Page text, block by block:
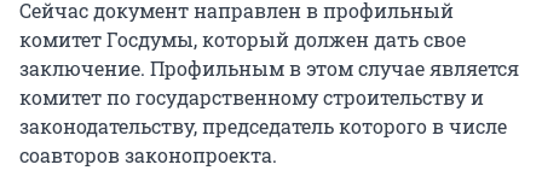
Сейчас документ направлен в профильный
комитет Госдумы, который должен дать свое
заключение. Профильным в этом случае является
комитет по государственному строительству и
законодательству, председатель которого в числе
соавторов законопроекта.